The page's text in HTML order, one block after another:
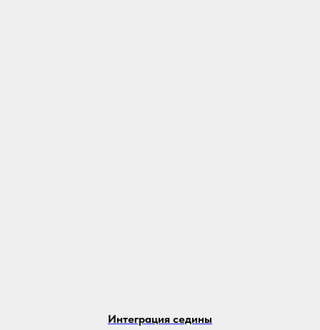
Интеграция седины